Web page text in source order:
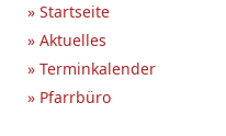
» Startseite
» Aktuelles
» Terminkalender
» Pfarrbüro